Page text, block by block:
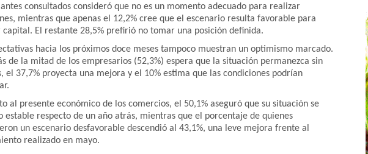
consultados consideró que no es un momento adecuado para realizar
mientras que apenas el 12,2% cree que el escenario resulta favorable para
capital. El restante 28,5% prefirió no tomar una posición definida.
hacia los próximos doce meses tampoco muestran un optimismo marcado.
de la mitad de los empresarios (52,3%) espera que la situación permanezca sin
el 37,7% proyecta una mejora y el 10% estima que las condiciones podrían
al presente económico de los comercios, el 50,1% aseguró que su situación se
estable respecto de un año atrás, mientras que el porcentaje de quienes
un escenario desfavorable descendió al 43,1%, una leve mejora frente al
realizado en mayo.